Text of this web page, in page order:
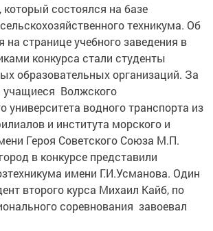
состоялся на базе
техникума. Об
странице учебного заведения в
конкурса стали студенты
образовательных организаций. За
учащиеся Волжского
университета водного транспорта из
и института морского и
Героя Советского Союза М.П.
в конкурсе представили
имени Г.И.Усманова. Один
второго курса Михаил Кайб, по
соревнования завоевал